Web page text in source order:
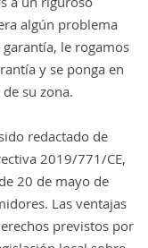
algún problema
le rogamos
y se ponga en
su zona.
redactado de
2019/771/CE,
20 de mayo de
Las ventajas
previstos por